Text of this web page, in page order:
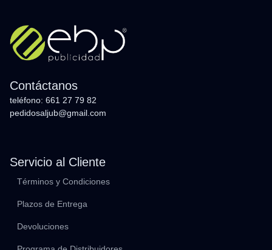
Contáctanos
teléfono: 661 27 79 82
pedidosaljub@gmail.com
Servicio al Cliente
Términos y Condiciones
Plazos de Entrega
Devoluciones